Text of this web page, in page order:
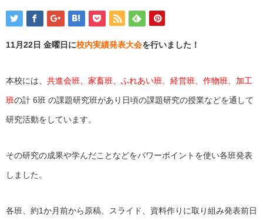
11月22日 金曜日に校内実績発表大会を行いました！
本校には、 共進会班、家畜班、ふれあい班、経営班、作物班、加工
班の計 6班 の課題研究班があり日頃の課題研究の授業などを通して
研究活動をしています。
その研究の成果や学んだことなどをパワーポイントを使い各班発表
しました。
各班、約1か月前から原稿、スライド、資料作りに取り組み発表前日